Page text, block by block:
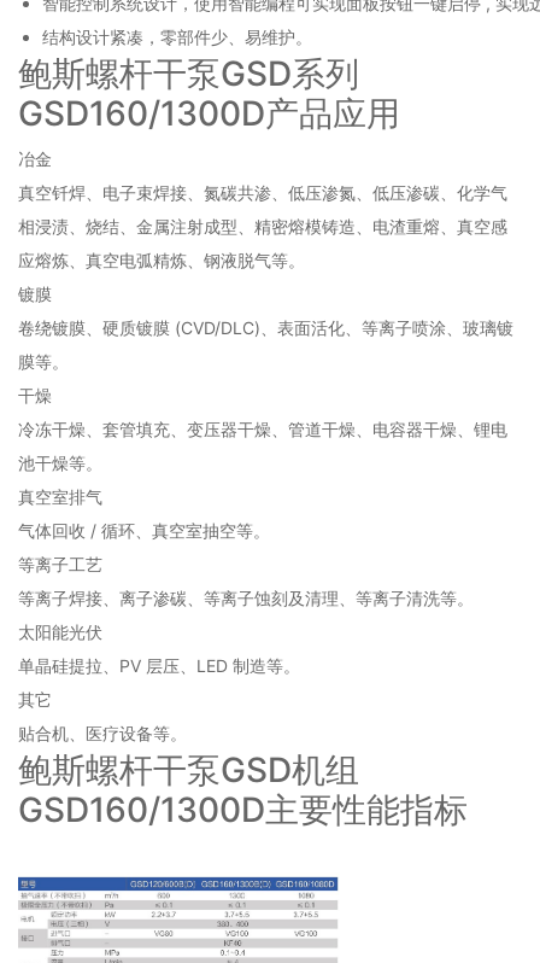
结构设计紧凑，零部件少、易维护。
鲍斯螺杆干泵GSD系列
GSD160/1300D产品应用
冶金
真空钎焊、电子束焊接、氮碳共渗、低压渗氮、低压渗碳、化学气
相浸渍、烧结、金属注射成型、精密熔模铸造、电渣重熔、真空感
应熔炼、真空电弧精炼、钢液脱气等。
镀膜
卷绕镀膜、硬质镀膜 (CVD/DLC)、表面活化、等离子喷涂、玻璃镀
膜等。
干燥
冷冻干燥、套管填充、变压器干燥、管道干燥、电容器干燥、锂电
池干燥等。
真空室排气
气体回收 / 循环、真空室抽空等。
等离子工艺
等离子焊接、离子渗碳、等离子蚀刻及清理、等离子清洗等。
太阳能光伏
单晶硅提拉、PV 层压、LED 制造等。
其它
贴合机、医疗设备等。
鲍斯螺杆干泵GSD机组
GSD160/1300D主要性能指标